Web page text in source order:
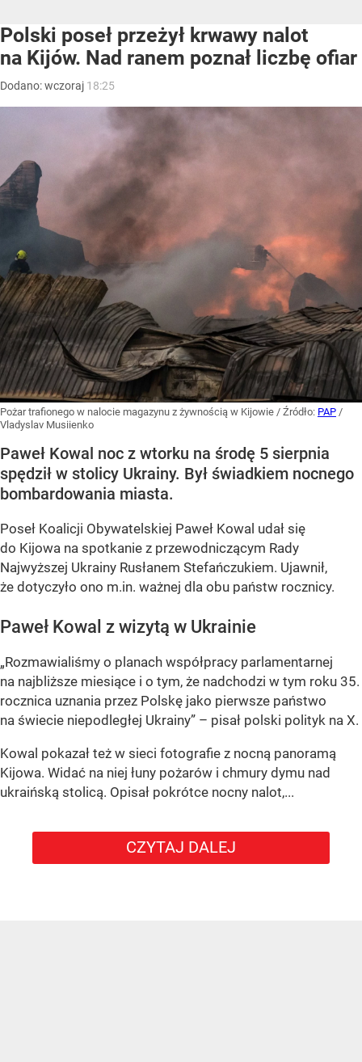
Polski poseł przeżył krwawy nalot
na Kijów. Nad ranem poznał liczbę ofiar
Dodano:wczoraj 18:25
Pożar trafionego w nalocie magazynu z żywnością w Kijowie / Źródło: PAP /
Vladyslav Musiienko
Paweł Kowal noc z wtorku na środę 5 sierpnia
spędził w stolicy Ukrainy. Był świadkiem nocnego
bombardowania miasta.
Poseł Koalicji Obywatelskiej Paweł Kowal udał się
do Kijowa na spotkanie z przewodniczącym Rady
Najwyższej Ukrainy Rusłanem Stefańczukiem. Ujawnił,
że dotyczyło ono m.in. ważnej dla obu państw rocznicy.
Paweł Kowal z wizytą w Ukrainie
„Rozmawialiśmy o planach współpracy parlamentarnej
na najbliższe miesiące i o tym, że nadchodzi w tym roku 35.
rocznica uznania przez Polskę jako pierwsze państwo
na świecie niepodległej Ukrainy” – pisał polski polityk na X.
Kowal pokazał też w sieci fotografie z nocną panoramą
Kijowa. Widać na niej łuny pożarów i chmury dymu nad
ukraińską stolicą. Opisał pokrótce nocny nalot,...
CZYTAJ DALEJ